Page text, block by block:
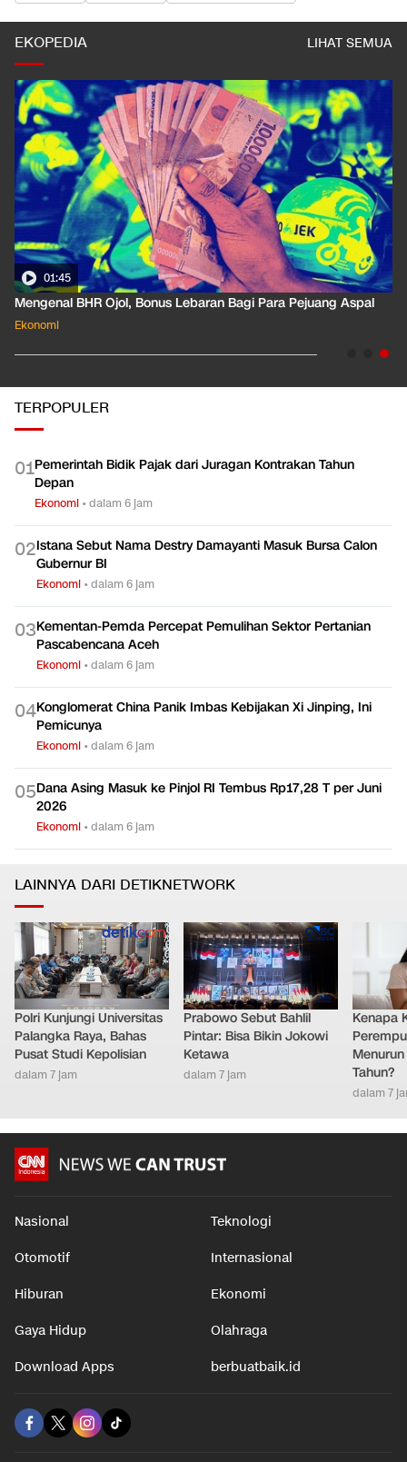
EKOPEDIA LIHAT SEMUA
01:45
Mengenal BHR Ojol, Bonus Lebaran Bagi Para Pejuang Aspal
Ekonomi
TERPOPULER
01Pemerintah Bidik Pajak dari Juragan Kontrakan Tahun
Depan
Ekonomi •dalam 6 jam
02Istana Sebut Nama Destry Damayanti Masuk Bursa Calon
Gubernur BI
Ekonomi •dalam 6 jam
03Kementan-Pemda Percepat Pemulihan Sektor Pertanian
Pascabencana Aceh
Ekonomi •dalam 6 jam
04Konglomerat China Panik Imbas Kebijakan Xi Jinping, Ini
Pemicunya
Ekonomi •dalam 6 jam
05Dana Asing Masuk ke Pinjol RI Tembus Rp17,28 T per Juni
2026
Ekonomi •dalam 6 jam
LAINNYA DARI DETIKNETWORK
Polri Kunjungi Universitas
Palangka Raya, Bahas
Pusat Studi Kepolisian
dalam 7 jam
Prabowo Sebut Bahlil
Pintar: Bisa Bikin Jokowi
Ketawa
dalam 7 jam
Kenapa
Tahun?
dalam 7
Nasional Teknologi
Otomotif Internasional
Hiburan Ekonomi
Gaya Hidup Olahraga
Download Apps berbuatbaik.id